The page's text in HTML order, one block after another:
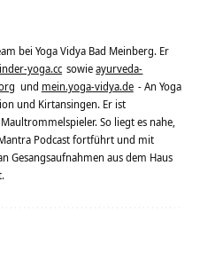
bei Yoga Vidya Bad Meinberg. Er
yoga.cc sowieayurveda-
und mein.yoga-vidya.de - An Yoga
und Kirtansingen. Er ist
So liegt es nahe,
Podcast fortführt und mit
Gesangsaufnahmen aus dem Haus